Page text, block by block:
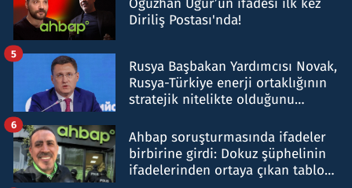
Oğuzhan Uğur’un ifadesi ilk kez
Diriliş Postası'nda!
Rusya Başbakan Yardımcısı Novak,
Rusya-Türkiye enerji ortaklığının
stratejik nitelikte olduğunu
5
Ahbap soruşturmasında ifadeler
birbirine girdi: Dokuz şüphelinin
ifadelerinden ortaya çıkan tablo
6